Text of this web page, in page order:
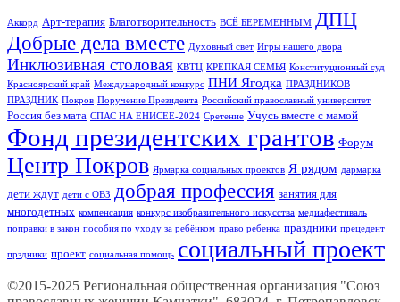
Аккорд Арт-терапия Благотворительность ВСЁ БЕРЕМЕННЫМ ДПЦ
Добрые дела вместе Духовный свет Игры нашего двора
Инклюзивная столовая КВТЦ КРЕПКАЯ СЕМЬЯ Конституционный суд
Красноярский край Международный конкурс ПНИ Ягодка ПРАЗДНИКОВ
ПРАЗДНИК Покров Поручение Президента Российский православный университет
Россия без мата СПАС НА ЕНИСЕЕ-2024 Сретение Учусь вместе с мамой
Фонд президентских грантов Форум
Центр Покров Ярмарка социальных проектов Я рядом дармарка
дети ждут дети с ОВЗ добрая профессия занятия для
многодетных компенсация конкурс изобразительного искусства медиафестиваль
поправки в закон пособия по уходу за ребёнком право ребенка праздники прецедент
прздники проект социальная помощь социальный проект
©2015-2025 Региональная общественная организация "Союз